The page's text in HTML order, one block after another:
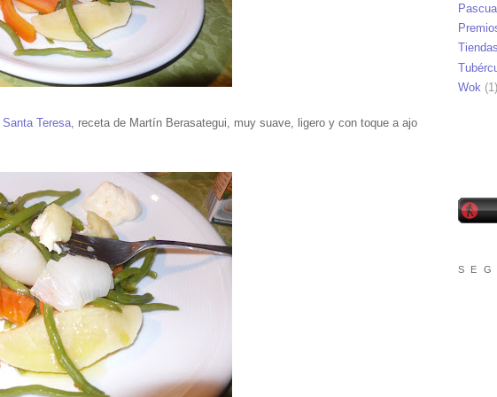
Santa Teresa , receta de Martín Berasategui, muy suave, ligero y con toque a ajo
Pascua
Tiendas
Wok (1)
S E G